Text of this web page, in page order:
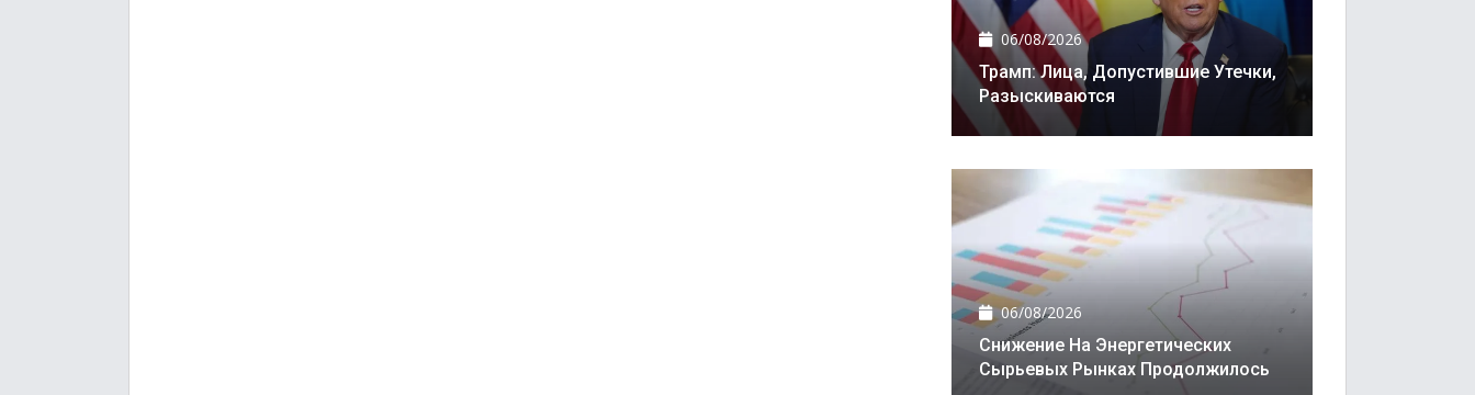
06/08/2026
Трамп: Лица, Допустившие Утечки,
Разыскиваются
06/08/2026
Снижение На Энергетических
Сырьевых Рынках Продолжилось